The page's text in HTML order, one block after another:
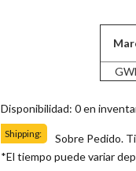
Disponibilidad: 0 en
Shipping:
Sobre Pedido.
*El tiempo puede variar